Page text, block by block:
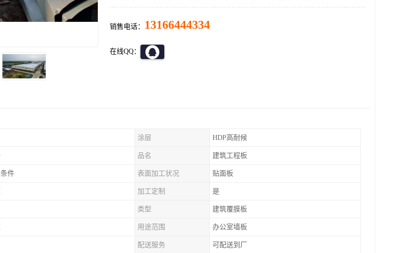
销售电话： 13166444334
在线QQ：
涂层 HDP高耐候
品名 建筑工程板
件 表面加工状况 贴面板
加工定制 是
类型 建筑覆膜板
用途范围 办公室墙板
配送服务 可配送到厂